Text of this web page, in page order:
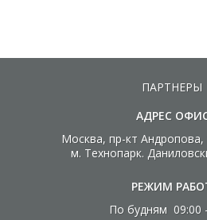
ПАРТНЕРЫ
АДРЕС
Москва, пр-кт
м. Технопарк.
РЕЖИМ
По будням 09:00